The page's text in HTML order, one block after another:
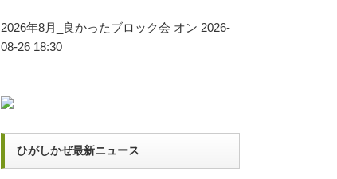
2026年8月_良かったブロック会 オン 2026-
08-26 18:30
ひがしかぜ最新ニュース